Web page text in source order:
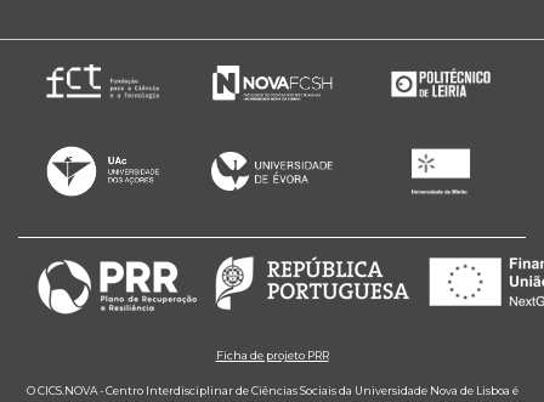
Ficha de projeto PRR
O CICS.NOVA - Centro Interdisciplinar de Ciências Sociais da Universidade Nova de Lisboa é